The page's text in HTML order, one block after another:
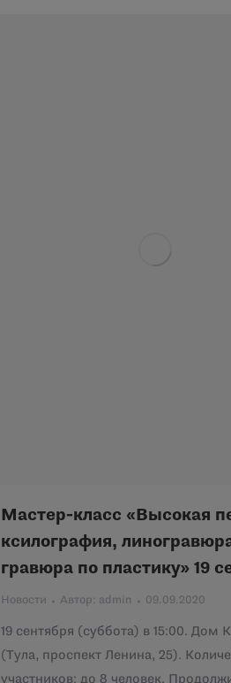
Мастер-класс «Высокая
ксилография,
гравюра по пластику» 19
Новости Автор: admin 09.09.2020
19 сентября (суббота) в 15:00. Дом
(Тула, проспект Ленина, 25).
участников: до 8 человек.